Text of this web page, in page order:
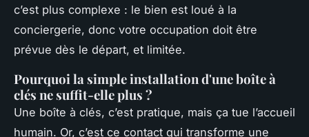
c’est plus complexe : le bien est loué à la
conciergerie, donc votre occupation doit être
prévue dès le départ, et limitée.
Pourquoi la simple installation d'une boîte à
clés ne suffit-elle plus ?
Une boîte à clés, c’est pratique, mais ça tue l’accueil
humain. Or, c’est ce contact qui transforme une